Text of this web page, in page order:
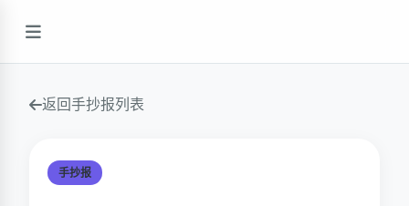
返回手抄报列表
手抄报